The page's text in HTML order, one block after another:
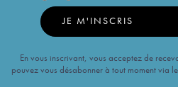
JE M'INSCRIS
En vous inscrivant, vous acceptez de
pouvez vous désabonner à tout moment via